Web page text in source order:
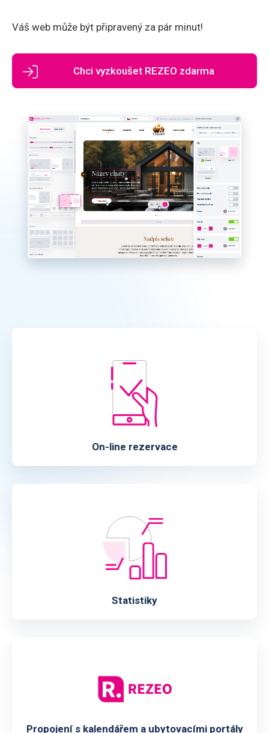
Váš web může být připravený za pár minut!
Chci vyzkoušet REZEO zdarma
On-line rezervace
Statistiky
Propojení s kalendářem a ubytovacími portály